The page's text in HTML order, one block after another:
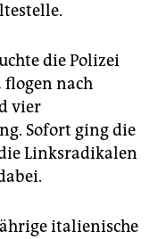
die Polizei
flogen nach
vier
Sofort ging die
Linksradikalen
italienische